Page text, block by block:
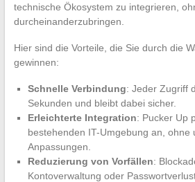
technische Ökosystem zu integrieren,
durcheinanderzubringen.
Hier sind die Vorteile, die Sie durch die
gewinnen:
Schnelle Verbindung: Jeder Zugriff
Sekunden und bleibt dabei sicher.
Erleichterte Integration: Pucker Up
bestehenden IT-Umgebung an, ohne
Anpassungen.
Reduzierung von Vorfällen:
Kontoverwaltung oder